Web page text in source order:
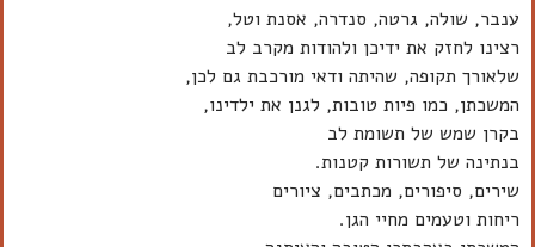
ענבר, שולה, גרטה, סנדרה, אסנת וטל,
רצינו לחזק את ידיכן ולהודות מקרב לב
שלאורך תקופה, שהיתה ודאי מורכבת גם לכן,
המשכתן, כמו פיות טובות, לגנן את ילדינו,
בקרן שמש של תשומת לב
בנתינה של תשורות קטנות.
שירים, סיפורים, מכתבים, ציורים
ריחות וטעמים מחיי הגן.